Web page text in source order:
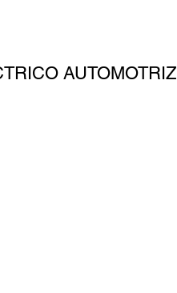
AUTOMOTRIZ